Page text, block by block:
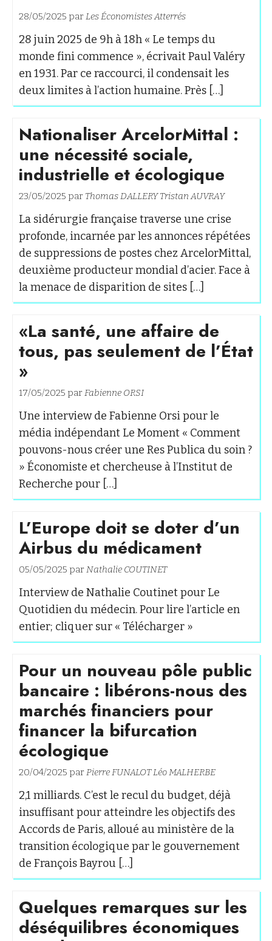
28/05/2025 parLes Économistes Atterrés
28 juin 2025 de 9h à 18h « Le temps du
monde fini commence », écrivait Paul Valéry
en 1931. Par ce raccourci, il condensait les
deux limites à l’action humaine. Près […]
Nationaliser ArcelorMittal :
une nécessité sociale,
industrielle et écologique
23/05/2025 par Thomas DALLERY Tristan AUVRAY
La sidérurgie française traverse une crise
profonde, incarnée par les annonces répétées
de suppressions de postes chez ArcelorMittal,
deuxième producteur mondial d’acier. Face à
la menace de disparition de sites […]
«La santé, une affaire de
tous, pas seulement de l’État
»
17/05/2025 parFabienne ORSI
Une interview de Fabienne Orsi pour le
média indépendant Le Moment « Comment
pouvons-nous créer une Res Publica du soin ?
» Économiste et chercheuse à l’Institut de
Recherche pour […]
L’Europe doit se doter d’un
Airbus du médicament
05/05/2025 parNathalie COUTINET
Interview de Nathalie Coutinet pour Le
Quotidien du médecin. Pour lire l’article en
entier; cliquer sur « Télécharger »
Pour un nouveau pôle public
bancaire : libérons-nous des
marchés financiers pour
financer la bifurcation
écologique
20/04/2025 parPierre FUNALOTLéo MALHERBE
2,1 milliards. C’est le recul du budget, déjà
insuffisant pour atteindre les objectifs des
Accords de Paris, alloué au ministère de la
transition écologique par le gouvernement
de François Bayrou […]
Quelques remarques sur les
déséquilibres économiques